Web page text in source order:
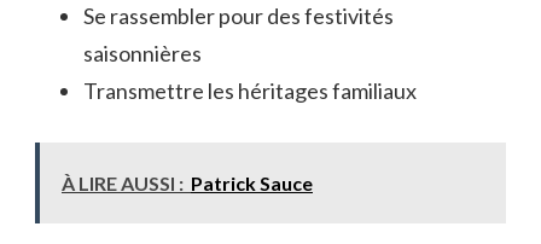
Se rassembler pour des festivités
saisonnières
Transmettre les héritages familiaux
À LIRE AUSSI : Patrick Sauce